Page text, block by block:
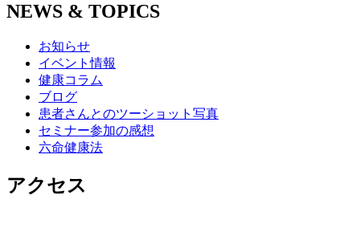
NEWS & TOPICS
お知らせ
イベント情報
健康コラム
ブログ
患者さんとのツーショット写真
セミナー参加の感想
六命健康法
アクセス